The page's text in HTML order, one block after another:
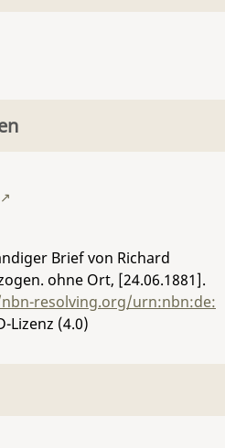
Brief von Richard
ohne Ort, [24.06.1881].
resolving.org/urn:nbn:de:
Lizenz (4.0)